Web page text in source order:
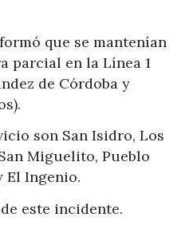
que se mantenían
parcial en la Línea 1
de Córdoba y
son San Isidro, Los
Miguelito, Pueblo
El Ingenio.
este incidente.